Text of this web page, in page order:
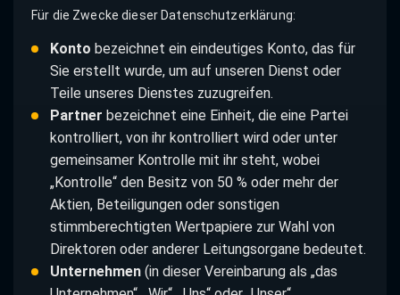
Für die Zwecke dieser Datenschutzerklärung:
Konto bezeichnet ein eindeutiges Konto, das für
Sie erstellt wurde, um auf unseren Dienst oder
Teile unseres Dienstes zuzugreifen.
Partner bezeichnet eine Einheit, die eine Partei
kontrolliert, von ihr kontrolliert wird oder unter
gemeinsamer Kontrolle mit ihr steht, wobei
„Kontrolle“ den Besitz von 50 % oder mehr der
Aktien, Beteiligungen oder sonstigen
stimmberechtigten Wertpapiere zur Wahl von
Direktoren oder anderer Leitungsorgane bedeutet.
Unternehmen(in dieser Vereinbarung als „das